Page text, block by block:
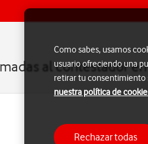
al contestador
Puedes desviar al
Como sabes, usamos
usuario ofreciendo una
retirar tu consentimiento
nuestra política de
Rechazar todas